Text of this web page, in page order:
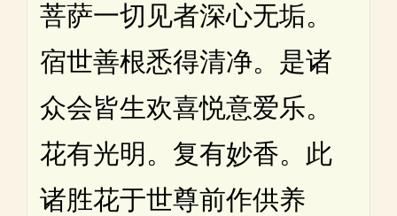
菩萨一切见者深心无垢。
宿世善根悉得清净。是诸
众会皆生欢喜悦意爱乐。
花有光明。复有妙香。此
诸胜花于世尊前作供养